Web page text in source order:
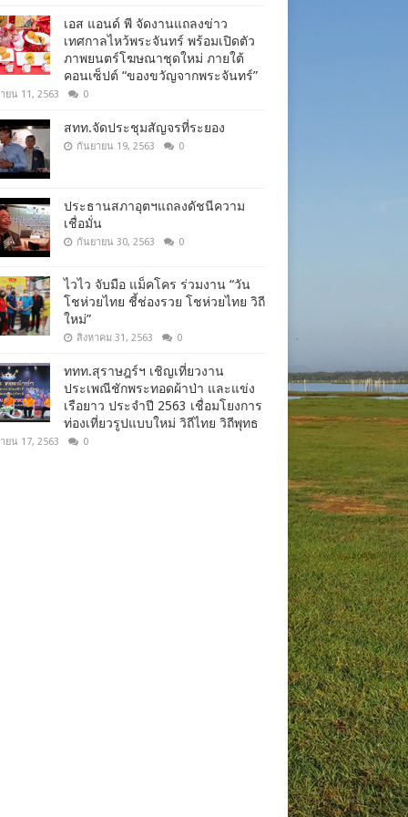
เอส แอนด์ พี จัดงานแถลงข่าว
เทศกาลไหว้พระจันทร์ พร้อมเปิดตัว
ภาพยนตร์โฆษณาชุดใหม่ ภายใต้
คอนเซ็ปต์ “ของขวัญจากพระจันทร์”
ยน 11, 2563 0
สทท.จัดประชุมสัญจรที่ระยอง
กันยายน 19, 2563 0
ประธานสภาอุตฯแถลงดัชนีความ
เชื่อมั่น​
กันยายน 30, 2563 0
ไวไว จับมือ แม็คโคร ร่วมงาน “วัน
โชห่วยไทย ชี้ช่องรวย โชห่วยไทย วิถี
ใหม่”
สิงหาคม 31, 2563 0
ททท.สุราษฎร์ฯ เชิญเที่ยวงาน
ประเพณีชักพระทอดผ้าป่า และแข่ง
เรือยาว ประจำปี 2563 เชื่อมโยงการ
ท่องเที่ยวรูปแบบใหม่ วิถีไทย วิถีพุทธ
ยน 17, 2563 0